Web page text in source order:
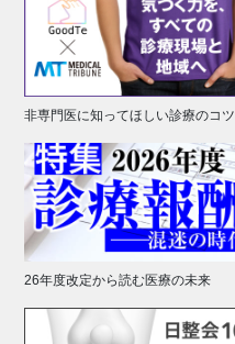
非専門医に知ってほしい診療のコツ
26年度改定から読む医療の未来